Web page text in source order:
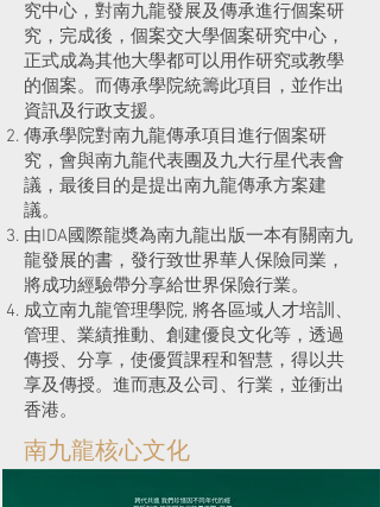
究中心，對南九龍發展及傳承進行個案研
究，完成後，個案交大學個案研究中心，
正式成為其他大學都可以用作研究或教學
的個案。而傳承學院統籌此項目，並作出
資訊及行政支援。
傳承學院對南九龍傳承項目進行個案研
究，會與南九龍代表團及九大行星代表會
議，最後目的是提出南九龍傳承方案建
議。
由IDA國際龍奬為南九龍出版一本有關南九
龍發展的書，發行致世界華人保險同業，
將成功經驗帶分享給世界保險行業。
成立南九龍管理學院, 將各區域人才培訓、
管理、業績推動、創建優良文化等，透過
傳授、分享，使優質課程和智慧，得以共
享及傳授。進而惠及公司、行業，並衝出
香港。
南九龍核心文化